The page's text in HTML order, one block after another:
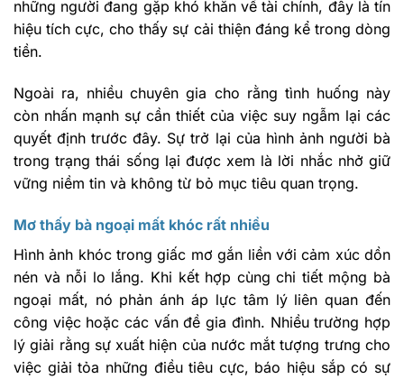
những người đang gặp khó khăn về tài chính, đây là tín
hiệu tích cực, cho thấy sự cải thiện đáng kể trong dòng
tiền.
Ngoài ra, nhiều chuyên gia cho rằng tình huống này
còn nhấn mạnh sự cần thiết của việc suy ngẫm lại các
quyết định trước đây. Sự trở lại của hình ảnh người bà
trong trạng thái sống lại được xem là lời nhắc nhở giữ
vững niềm tin và không từ bỏ mục tiêu quan trọng.
Mơ thấy bà ngoại mất khóc rất nhiều
Hình ảnh khóc trong giấc mơ gắn liền với cảm xúc dồn
nén và nỗi lo lắng. Khi kết hợp cùng chi tiết mộng bà
ngoại mất, nó phản ánh áp lực tâm lý liên quan đến
công việc hoặc các vấn đề gia đình. Nhiều trường hợp
lý giải rằng sự xuất hiện của nước mắt tượng trưng cho
việc giải tỏa những điều tiêu cực, báo hiệu sắp có sự